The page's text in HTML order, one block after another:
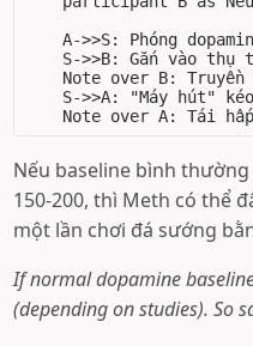
A->>S: Phóng
S->>B: Gắn vào thụ
Note over B: Truyền
S->>A: "Máy hút"
Nếu baseline bình
150-200, thì Meth có thể
một lần chơi đá sướng
If normal dopamine
(depending on studies). So